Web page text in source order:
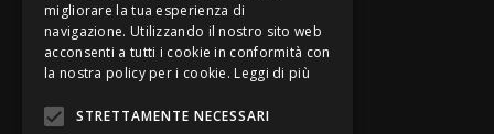
Be Bankers è ideato da
migliorare la tua esperienza di
navigazione. Utilizzando il nostro sito web
acconsenti a tutti i cookie in conformità con
la nostra policy per i cookie. Leggi di più
STRETTAMENTE NECESSARI